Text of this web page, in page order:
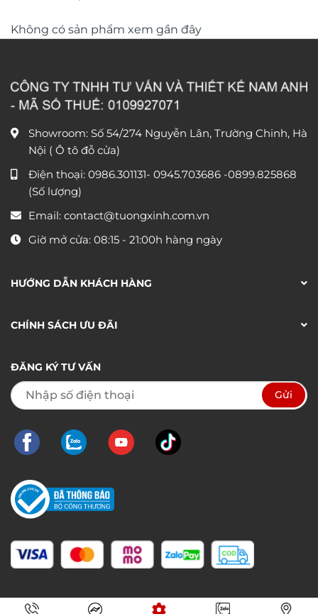
Không có sản phẩm xem gần đây
Showroom: Số 54/274 Nguyễn Lân, Trường Chinh, Hà
Nội ( Ô tô đỗ cửa)
Điện thoại: 0986.301131- 0945.703686 -0899.825868
(Số lượng)
Email: contact@tuongxinh.com.vn
Giờ mở cửa: 08:15 - 21:00h hàng ngày
HƯỚNG DẪN KHÁCH HÀNG
CHÍNH SÁCH ƯU ĐÃI
ĐĂNG KÝ TƯ VẤN